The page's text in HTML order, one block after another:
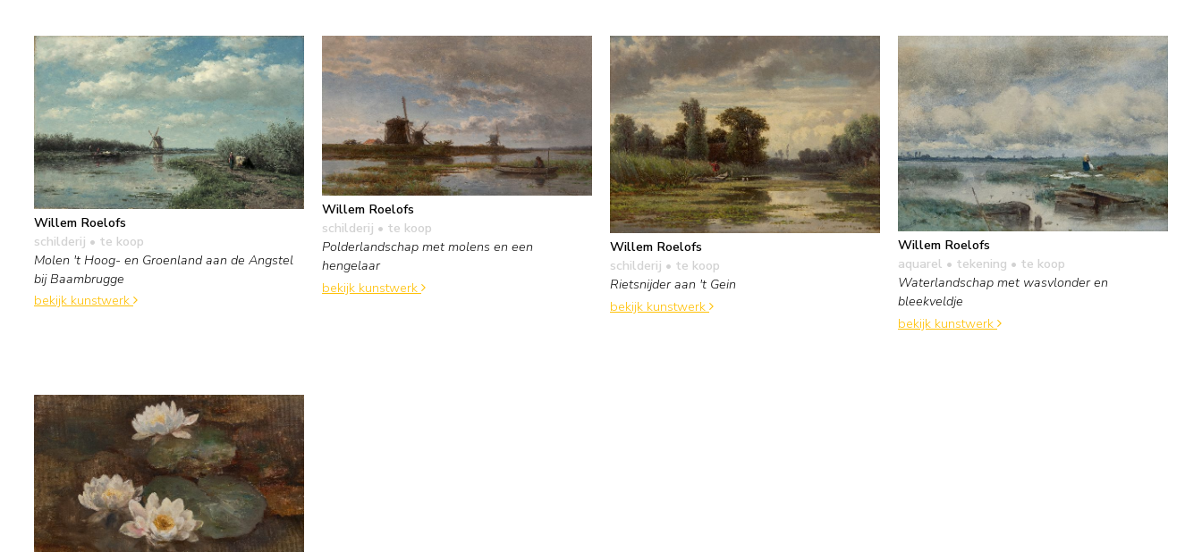
Willem Roelofs
schilderij • te koop
Molen 't Hoog- en Groenland aan de Angstel
bij Baambrugge
bekijk kunstwerk
Willem Roelofs
schilderij • te koop
Polderlandschap met molens en een
hengelaar
bekijk kunstwerk
Willem Roelofs
schilderij • te koop
Rietsnijder aan 't Gein
bekijk kunstwerk
Willem Roelofs
aquarel • tekening • te koop
Waterlandschap met wasvlonder en
bleekveldje
bekijk kunstwerk